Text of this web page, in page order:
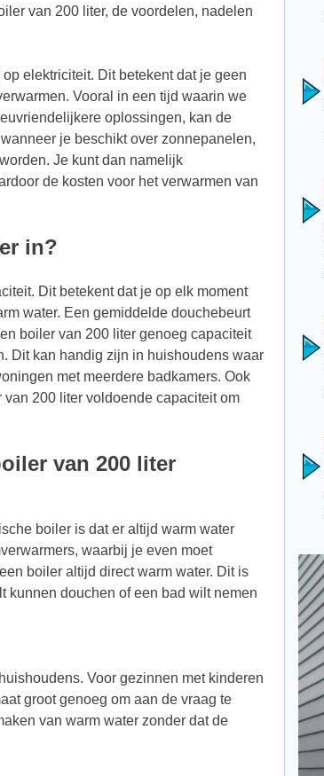
van 200 liter, de voordelen, nadelen
elektriciteit. Dit betekent dat je geen
Vooral in een tijd waarin we
oplossingen, kan de
je beschikt over zonnepanelen,
Je kunt dan namelijk
de kosten voor het verwarmen van
in?
Dit betekent dat je op elk moment
water. Een gemiddelde douchebeurt
boiler van 200 liter genoeg capaciteit
Dit kan handig zijn in huishoudens waar
met meerdere badkamers. Ook
200 liter voldoende capaciteit om
van 200 liter
boiler is dat er altijd warm water
waarbij je even moet
boiler altijd direct warm water. Dit is
kunnen douchen of een bad wilt nemen
Voor gezinnen met kinderen
groot genoeg om aan de vraag te
van warm water zonder dat de